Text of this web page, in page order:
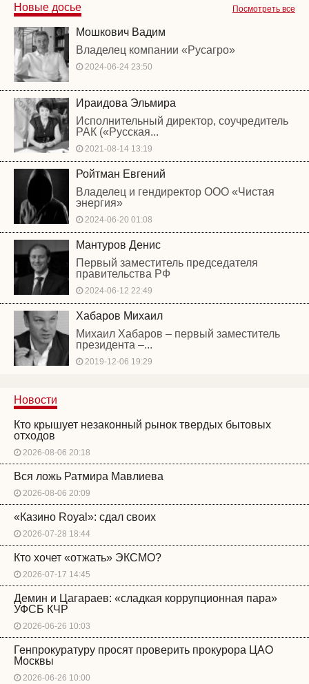
Посмотреть все
Новые досье
Мошкович Вадим
Владелец компании «Русагро»
2024-06-24 23:50
Ираидова Эльмира
Исполнительный директор, соучредитель
РАК («Русская...
2021-08-14 13:19
Ройтман Евгений
Владелец и гендиректор ООО «Чистая
энергия»
2024-06-20 01:08
Мантуров Денис
Первый заместитель председателя
правительства РФ
2024-06-12 22:49
Хабаров Михаил
Михаил Хабаров – первый заместитель
президента –...
2019-12-06 19:29
Новости
Кто крышует незаконный рынок твердых бытовых
отходов
2026-08-06 20:18
Вся ложь Ратмира Мавлиева
2026-08-06 20:09
«Казино Royal»: сдал своих
2026-07-28 18:44
Кто хочет «отжать» ЭКСМО?
2026-07-17 14:45
Демин и Цагараев: «сладкая коррупционная пара»
УФСБ КЧР
2026-06-26 10:03
Генпрокуратуру просят проверить прокурора ЦАО
Москвы
2026-06-26 10:00